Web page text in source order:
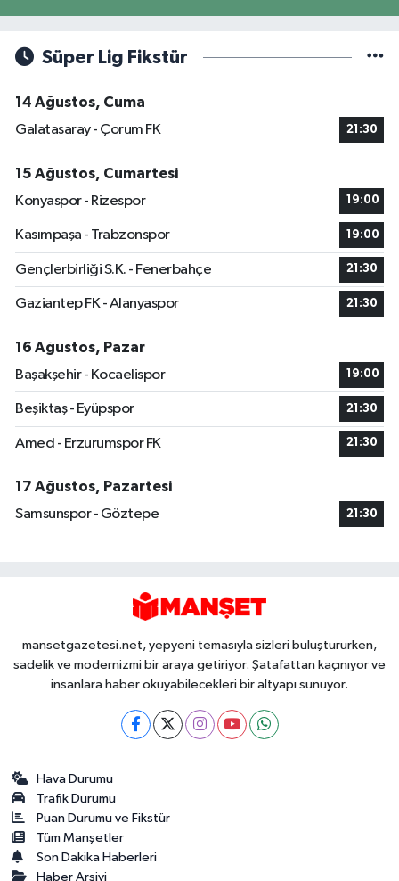
Süper Lig Fikstür
14 Ağustos, Cuma
Galatasaray - Çorum FK
21:30
15 Ağustos, Cumartesi
Konyaspor - Rizespor
19:00
Kasımpaşa - Trabzonspor 19:00
Gençlerbirliği S.K. - Fenerbahçe 21:30
Gaziantep FK - Alanyaspor 21:30
16 Ağustos, Pazar
Başakşehir - Kocaelispor
19:00
Beşiktaş - Eyüpspor 21:30
Amed - Erzurumspor FK 21:30
17 Ağustos, Pazartesi
Samsunspor - Göztepe
21:30
mansetgazetesi.net, yepyeni temasıyla sizleri buluştururken,
sadelik ve modernizmi bir araya getiriyor. Şatafattan kaçınıyor ve
insanlara haber okuyabilecekleri bir altyapı sunuyor.
Hava Durumu
Trafik Durumu
Puan Durumu ve Fikstür
Tüm Manşetler
Son Dakika Haberleri
Haber Arşivi